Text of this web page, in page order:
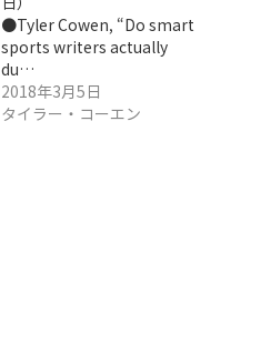
●Tyler Cowen, “Do smart
sports writers actually
du…
2018年3月5日
タイラー・コーエン